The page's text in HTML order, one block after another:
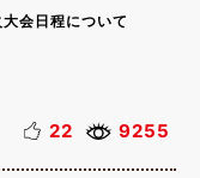
会日程について
22 9255